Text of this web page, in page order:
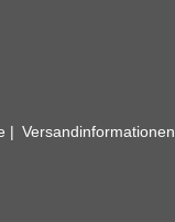
Versandinformationen